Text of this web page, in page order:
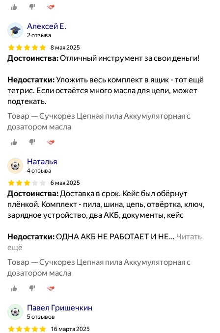
Алексей Е.
2 отзыва
8 мая 2025
Достоинства:Отличный инструмент за свои деньги!
Недостатки:Уложить весь комплект в ящик - тот ещё
тетрис. Если остаётся много масла для цепи, может
подтекать.
Товар — Cучкорез Цепная пила Аккумуляторная с
дозатором масла
Наталья
4 отзыва
6 мая 2025
Достоинства:Доставка в срок. Кейс был обёрнут
плёнкой. Комплект - пила, шина, цепь, отвёртка, ключ,
зарядное устройство, два АКБ, документы, кейс
Недостатки:ОДНА АКБ НЕ РАБОТАЕТ И НЕ… Читать
ещё
Товар — Cучкорез Цепная пила Аккумуляторная с
дозатором масла
Павел Гришечкин
5 отзывов
16 марта 2025